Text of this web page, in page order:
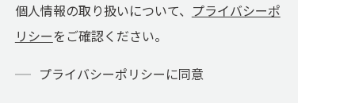
個人情報の取り扱いについて、 プライバシーポ
リシーをご確認ください。
プライバシーポリシーに同意